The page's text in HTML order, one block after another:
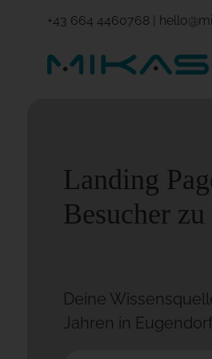
+43 664 4460768|
Landing
Besucher
Deine
Jahren in